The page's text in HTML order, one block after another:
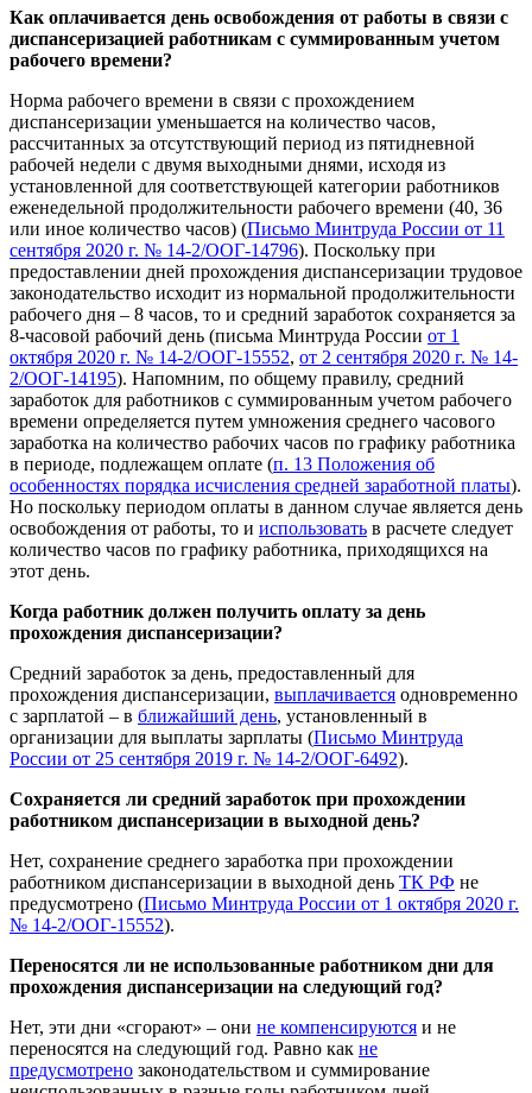
Как оплачивается день освобождения от работы в связи с
диспансеризацией работникам с суммированным учетом
рабочего времени?
Норма рабочего времени в связи с прохождением
диспансеризации уменьшается на количество часов,
рассчитанных за отсутствующий период из пятидневной
рабочей недели с двумя выходными днями, исходя из
установленной для соответствующей категории работников
еженедельной продолжительности рабочего времени (40, 36
или иное количество часов) (Письмо Минтруда России от 11
сентября 2020 г. № 14-2/ООГ-14796). Поскольку при
предоставлении дней прохождения диспансеризации трудовое
законодательство исходит из нормальной продолжительности
рабочего дня – 8 часов, то и средний заработок сохраняется за
8-часовой рабочий день (письма Минтруда России от 1
октября 2020 г. № 14-2/ООГ-15552, от 2 сентября 2020 г. № 14-
2/ООГ-14195). Напомним, по общему правилу, средний
заработок для работников с суммированным учетом рабочего
времени определяется путем умножения среднего часового
заработка на количество рабочих часов по графику работника
в периоде, подлежащем оплате (п. 13 Положения об
особенностях порядка исчисления средней заработной платы).
Но поскольку периодом оплаты в данном случае является день
освобождения от работы, то и использовать в расчете следует
количество часов по графику работника, приходящихся на
этот день.
Когда работник должен получить оплату за день
прохождения диспансеризации?
Средний заработок за день, предоставленный для
прохождения диспансеризации, выплачивается одновременно
с зарплатой – в ближайший день, установленный в
организации для выплаты зарплаты (Письмо Минтруда
России от 25 сентября 2019 г. № 14-2/ООГ-6492).
Сохраняется ли средний заработок при прохождении
работником диспансеризации в выходной день?
Нет, сохранение среднего заработка при прохождении
работником диспансеризации в выходной день ТК РФ не
предусмотрено (Письмо Минтруда России от 1 октября 2020 г.
№ 14-2/ООГ-15552).
Переносятся ли не использованные работником дни для
прохождения диспансеризации на следующий год?
Нет, эти дни «сгорают» – они не компенсируются и не
переносятся на следующий год. Равно как не
предусмотрено законодательством и суммирование